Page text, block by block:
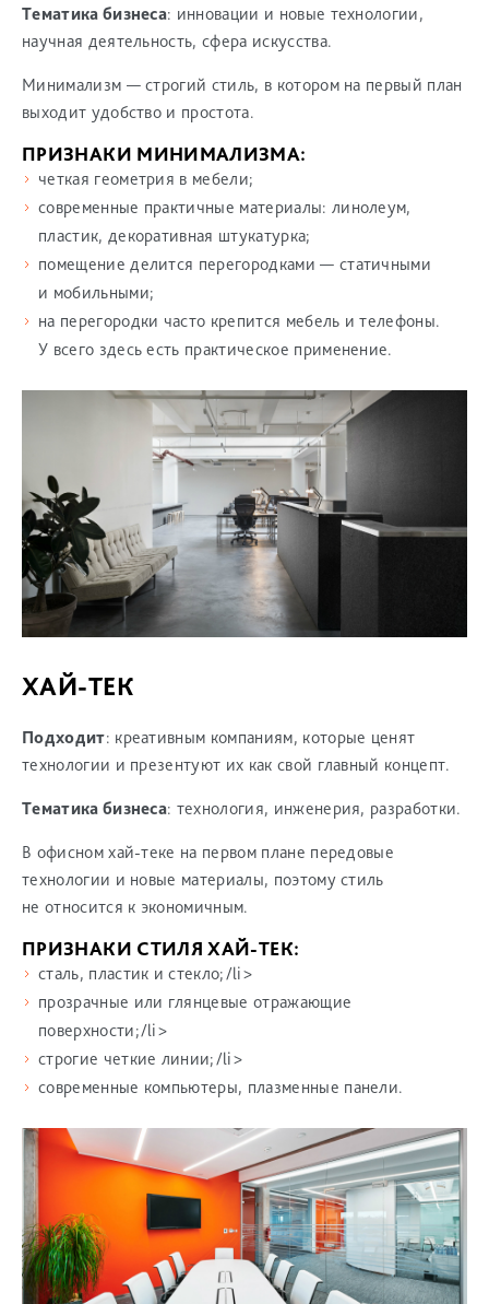
Тематика бизнеса: инновации и новые технологии,
научная деятельность, сфера искусства.
Минимализм — строгий стиль, в котором на первый план
выходит удобство и простота.
ПРИЗНАКИ МИНИМАЛИЗМА:
четкая геометрия в мебели;
современные практичные материалы: линолеум,
пластик, декоративная штукатурка;
помещение делится перегородками — статичными
и мобильными;
на перегородки часто крепится мебель и телефоны.
У всего здесь есть практическое применение.
ХАЙ-ТЕК
Подходит: креативным компаниям, которые ценят
технологии и презентуют их как свой главный концепт.
Тематика бизнеса: технология, инженерия, разработки.
В офисном хай-теке на первом плане передовые
технологии и новые материалы, поэтому стиль
не относится к экономичным.
ПРИЗНАКИ СТИЛЯ ХАЙ-ТЕК:
сталь, пластик и стекло;/li>
прозрачные или глянцевые отражающие
поверхности;/li>
строгие четкие линии;/li>
современные компьютеры, плазменные панели.